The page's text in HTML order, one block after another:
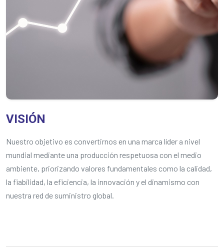
VISIÓN
Nuestro objetivo es convertirnos en una marca líder a nivel
mundial mediante una producción respetuosa con el medio
ambiente, priorizando valores fundamentales como la calidad,
la fiabilidad, la eficiencia, la innovación y el dinamismo con
nuestra red de suministro global.